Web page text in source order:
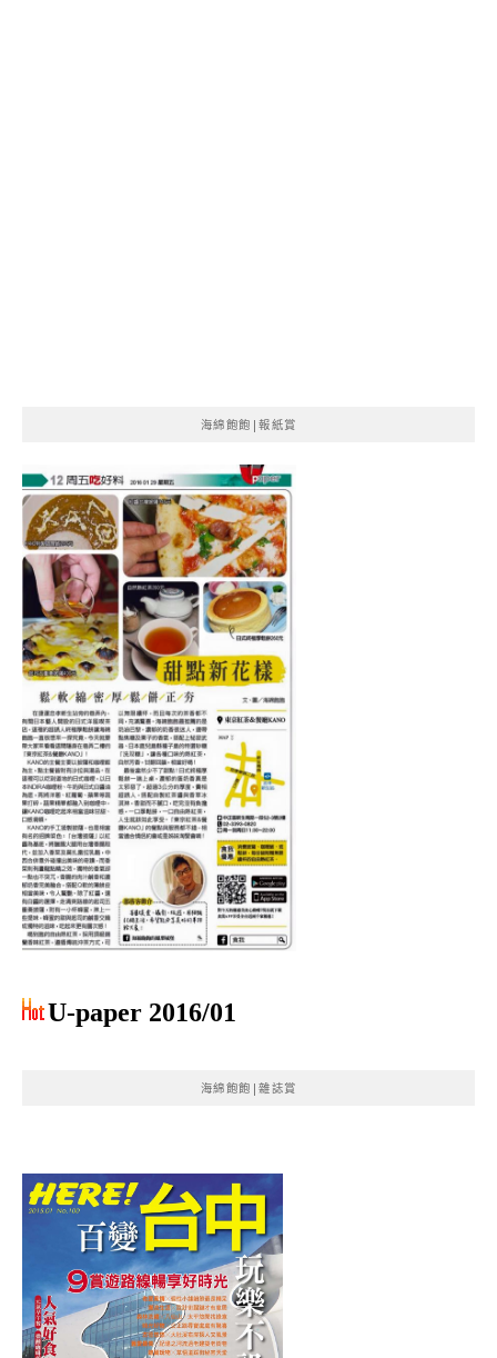
海綿飽飽|報紙賞
U-paper 2016/01
海綿飽飽|雜誌賞